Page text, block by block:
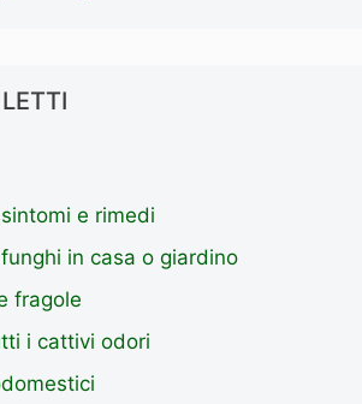
e rimedi
in casa o giardino
fragole
i cattivi odori